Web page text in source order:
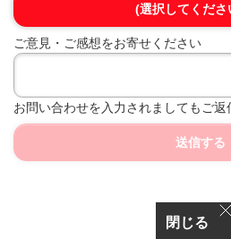
(選択してくださ
ご意見・ご感想をお寄せください
お問い合わせを入力されましてもご
送信する
閉じる